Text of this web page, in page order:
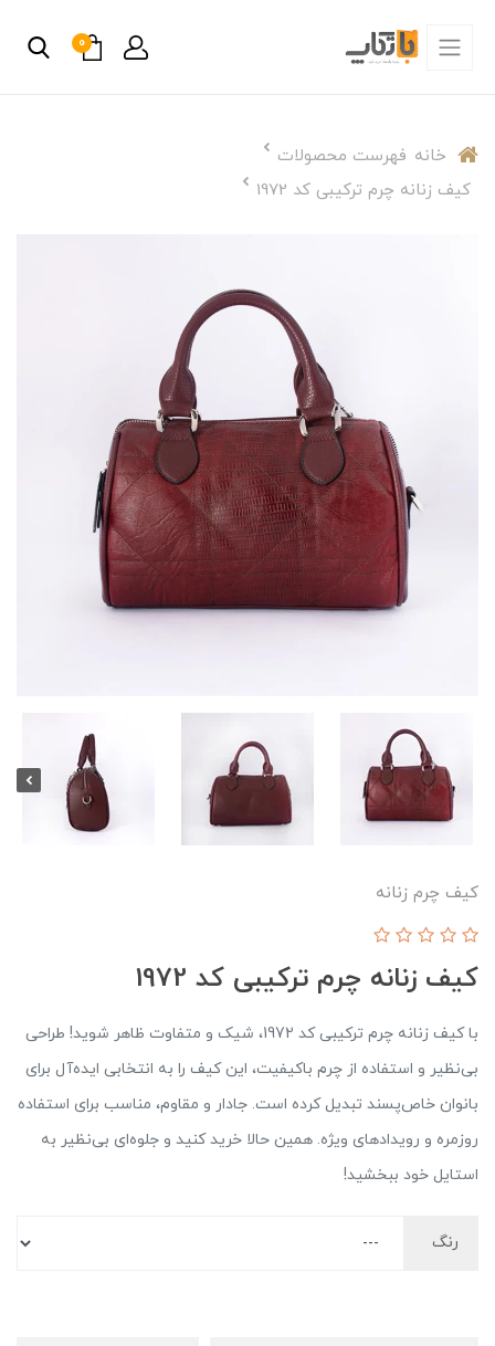
0
خانه فهرست محصولات
کیف زنانه چرم ترکیبی کد 1972
کیف چرم زنانه
کیف زنانه چرم ترکیبی کد 1972
با کیف زنانه چرم ترکیبی کد 1972، شیک و متفاوت ظاهر شوید! طراحی
بی‌نظیر و استفاده از چرم باکیفیت، این کیف را به انتخابی ایده‌آل برای
بانوان خاص‌پسند تبدیل کرده است. جادار و مقاوم، مناسب برای استفاده
روزمره و رویدادهای ویژه. همین حالا خرید کنید و جلوه‌ای بی‌نظیر به
استایل خود ببخشید!
رنگ